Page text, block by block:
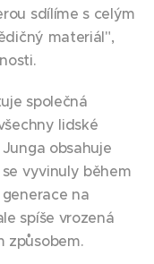
sdílíme s celým
materiál",
společná
lidské
obsahuje
vyvinuly během
na
spíše vrozená
způsobem.